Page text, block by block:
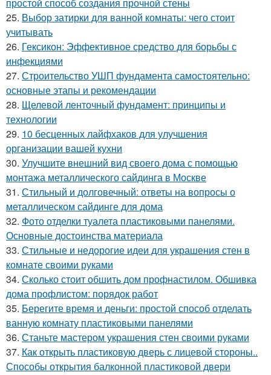
25. Выбор затирки для ванной комнаты: чего стоит
учитывать
26. Гексикон: Эффективное средство для борьбы с
инфекциями
27. Строительство УШП фундамента самостоятельно:
основные этапы и рекомендации
28. Щелевой ленточный фундамент: принципы и
технологии
29. 10 бесценных лайфхаков для улучшения
организации вашей кухни
30. Улучшите внешний вид своего дома с помощью
монтажа металлического сайдинга в Москве
31. Стильный и долговечный: ответы на вопросы о
металлическом сайдинге для дома
32. Фото отделки туалета пластиковыми панелями.
Основные достоинства материала
33. Стильные и недорогие идеи для украшения стен в
комнате своими руками
34. Сколько стоит обшить дом профнастилом. Обшивка
дома профлистом: порядок работ
35. Берегите время и деньги: простой способ отделать
ванную комнату пластиковыми панелями
36. Станьте мастером украшения стен своими руками
37. Как открыть пластиковую дверь с лицевой стороны..
Способы открытия балконной пластиковой двери